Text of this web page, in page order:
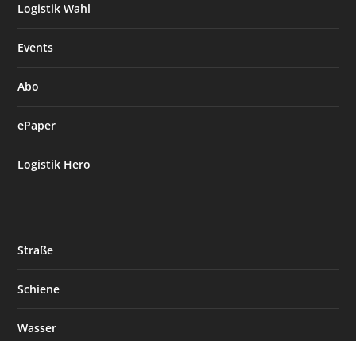
Logistik Wahl
Events
Abo
ePaper
Logistik Hero
Straße
Schiene
Wasser